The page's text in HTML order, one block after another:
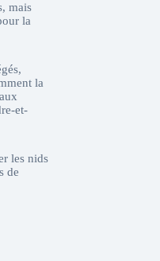
mais
la
la
et-
les nids
de